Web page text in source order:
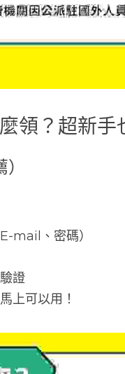
領？超新手
mail、密碼）
證
上可以用！